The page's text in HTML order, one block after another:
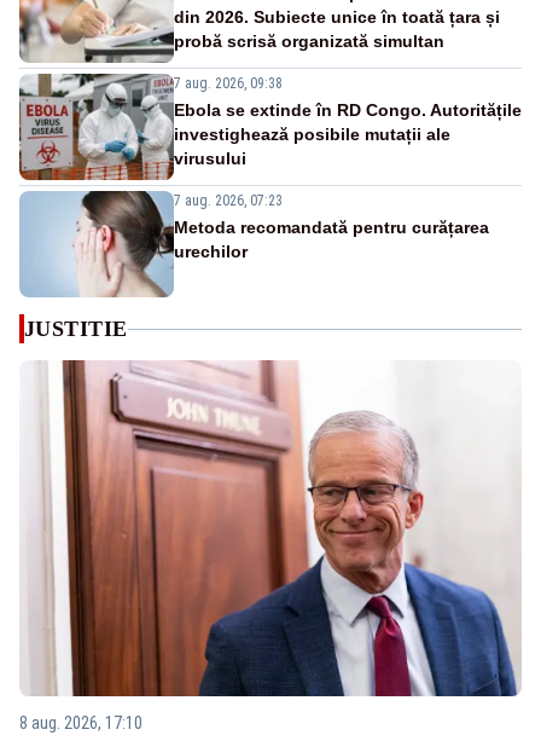
din 2026. Subiecte unice în toată țara și
probă scrisă organizată simultan
7 aug. 2026, 09:38
Ebola se extinde în RD Congo. Autoritățile
investighează posibile mutații ale
virusului
7 aug. 2026, 07:23
Metoda recomandată pentru curățarea
urechilor
JUSTITIE
8 aug. 2026, 17:10